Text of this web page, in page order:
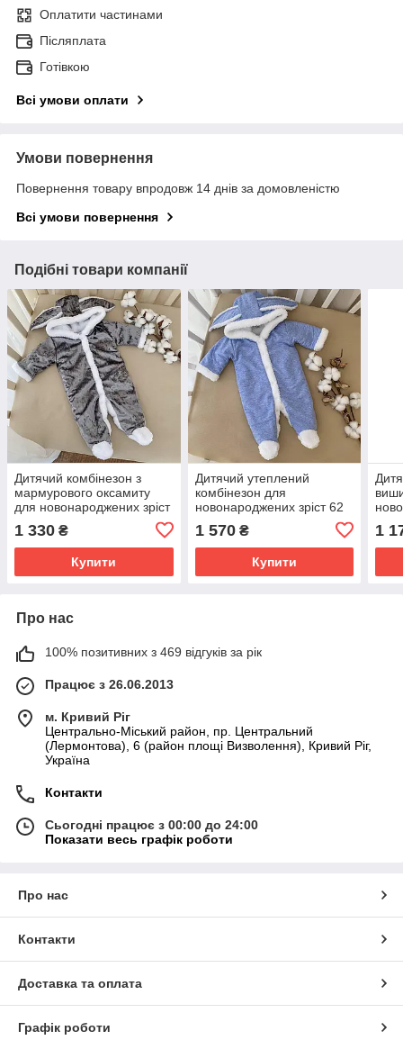
Оплатити частинами
Післяплата
Готівкою
Всі умови оплати
Умови повернення
Повернення товару впродовж 14 днів за домовленістю
Всі умови повернення
Подібні товари компанії
Дитячий комбінезон з
мармурового оксамиту
для новонароджених зріст
Оксамит Betis Сірий
1 330 ₴
Купити
Дитячий утеплений
комбінезон для
новонароджених зріст 62
см (1 - 3 місяця) Вухастик
Betis Блакитний
1 570₴
Купити
1
Про нас
100% позитивних з 469 відгуків за рік
Працює з 26.06.2013
м. Кривий Ріг
Центрально-Міський район, пр. Центральний
(Лермонтова), 6 (район площі Визволення), Кривий Ріг,
Україна
Контакти
Сьогодні працює з 00:00 до 24:00
Показати весь графік роботи
Про нас
Контакти
Доставка та оплата
Графік роботи